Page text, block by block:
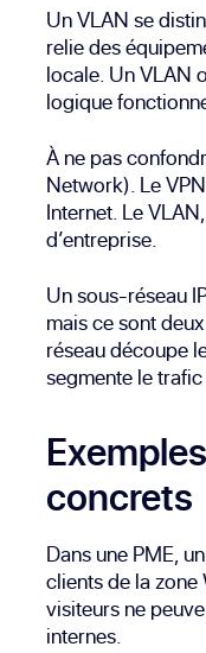
Un VLAN se
relie des
locale. Un VLAN
logique
À ne pas
Network). Le
Internet. Le
d’entreprise.
Un sous-réseau
mais ce sont
réseau découpe
segmente le
concrets
Dans une PME,
clients de la
visiteurs ne
internes.